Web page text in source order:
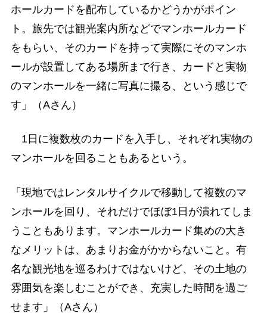
ホールカードを配布しているかどうかがポイン
ト。旅先では観光案内所などでマンホールカード
をもらい、そのカードを持って実際にそのマンホ
ールが設置してある場所まで行き、カードと実物
のマンホールを一緒に写真に撮る、という感じで
す」（Aさん）
1日に複数枚のカードを入手し、それぞれ実物の
マンホールを回ることもあるという。
「現地ではレンタルサイクルで移動して複数のマ
ンホールを回り、それだけでほぼ1日が潰れてしま
うこともあります。マンホールカード集めの大き
なメリットは、あまりお金がかからないこと。有
名な観光地を巡るわけではないけど、その土地の
雰囲気を楽しむことができ、充実した時間を過ご
せます」（Aさん）